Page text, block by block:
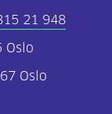
21 948
Oslo
Oslo